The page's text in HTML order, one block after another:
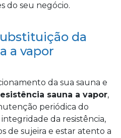
do seu negócio.
da
a vapor
da sua sauna e
sauna a vapor,
periódica do
da resistência,
de sujeira e estar atento a